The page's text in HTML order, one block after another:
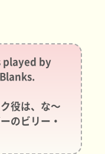
played by
役は、な～
のビリー・